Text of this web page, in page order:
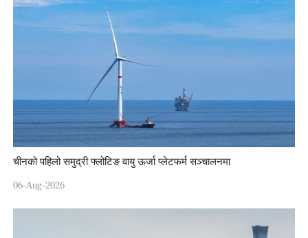
चीनको पहिलो समुद्री फ्लोटिङ वायु ऊर्जा प्लेटफर्म सञ्चालनमा
06-Aug-2026